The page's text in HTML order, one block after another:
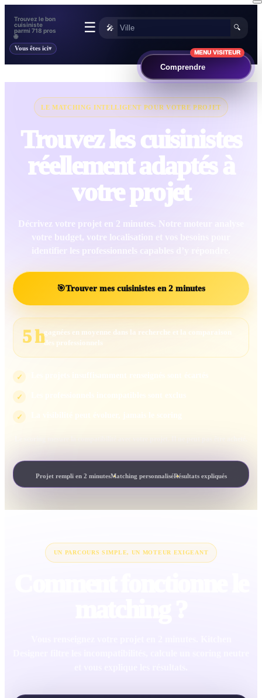
Trouvez le bon
cuisiniste
parmi 718 pros
🌐
🎤 🔍
☰
Vous êtes ici
LE MATCHING INTELLIGENT POUR VOTRE PROJET
Trouvez les cuisinistes
réellement adaptés à
votre projet
Décrivez votre projet en 2 minutes. Notre moteur analyse
votre budget, votre localisation et vos besoins pour
identifier les professionnels capables d’y répondre.
🎯Trouver mes cuisinistes en 2 minutes
5 hgagnées en moyenne dans la recherche et la comparaison
des professionnels
✓
✓
✓
Projet rempli en 2 minutesMatching personnaliséRésultats expliqués
UN PARCOURS SIMPLE, UN MOTEUR EXIGEANT
MENU VISITEUR
Comprendre